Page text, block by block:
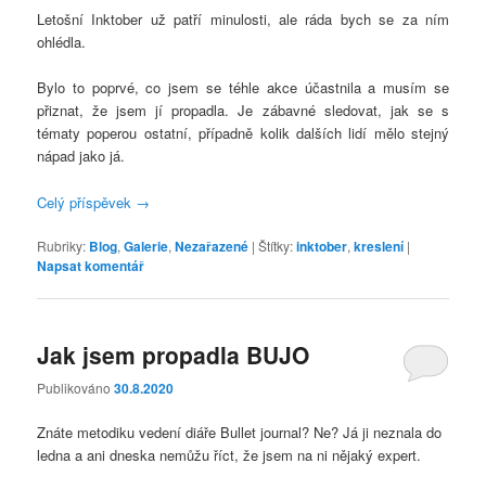
Letošní Inktober už patří minulosti, ale ráda bych se za ním
ohlédla.
Bylo to poprvé, co jsem se téhle akce účastnila a musím se
přiznat, že jsem jí propadla. Je zábavné sledovat, jak se s
tématy poperou ostatní, případně kolik dalších lidí mělo stejný
nápad jako já.
Celý příspěvek →
Rubriky: Blog,Galerie,Nezařazené |Štítky:inktober,kreslení |
Napsat komentář
Jak jsem propadla BUJO
Publikováno30.8.2020
Znáte metodiku vedení diáře Bullet journal? Ne? Já ji neznala do
ledna a ani dneska nemůžu říct, že jsem na ni nějaký expert.